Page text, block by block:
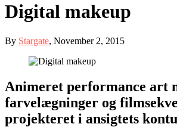
Digital makeup
By Stargate, November 2, 2015
Animeret performance art
farvelægninger og
projekteret i ansigtets